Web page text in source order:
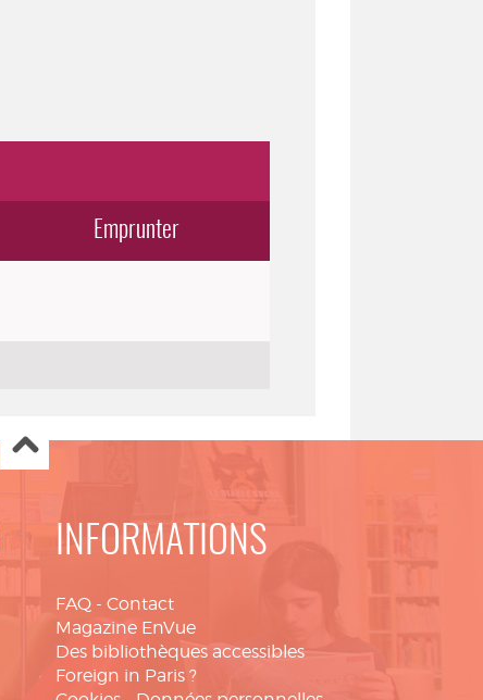
Emprunter
INFORMATIONS
FAQ - Contact
Magazine EnVue
Des bibliothèques accessibles
Foreign in Paris ?